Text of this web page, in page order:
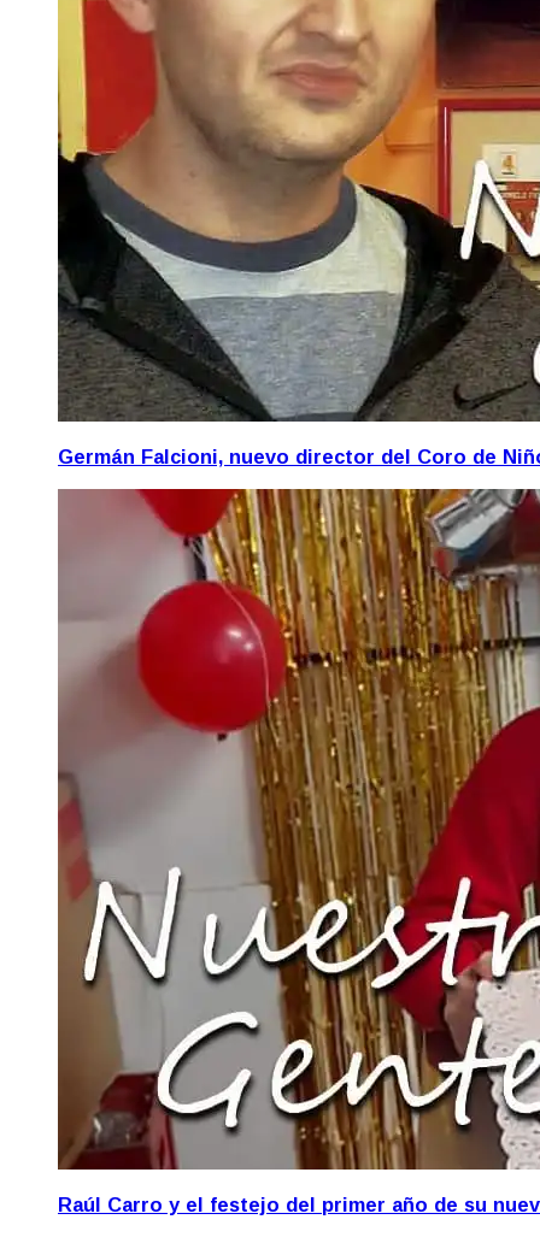
Germán Falcioni, nuevo director del Coro de
Raúl Carro y el festejo del primer año de su